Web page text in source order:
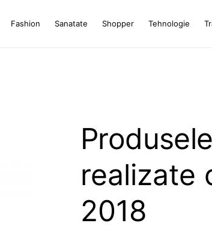
Fashion Sanatate Shopper Tehnologie
realizate
2018